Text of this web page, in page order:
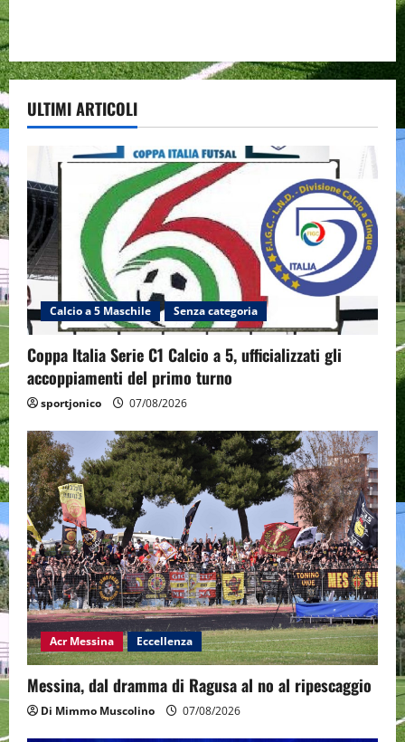
ULTIMI ARTICOLI
Calcio a 5 Maschile Senza categoria
Coppa Italia Serie C1 Calcio a 5, ufficializzati gli
accoppiamenti del primo turno
sportjonico 07/08/2026
Acr Messina Eccellenza
Messina, dal dramma di Ragusa al no al ripescaggio
Di Mimmo Muscolino 07/08/2026